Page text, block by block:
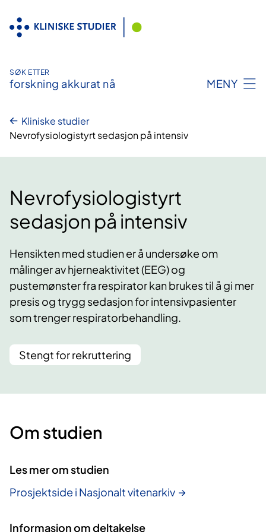
innhold
SØK ETTER
forskning akkurat nå MENY
Kliniske studier
Nevrofysiologistyrt sedasjon på intensiv
Nevrofysiologistyrt
sedasjon på intensiv
Hensikten med studien er å undersøke om
målinger av hjerneaktivitet (EEG) og
pustemønster fra respirator kan brukes til å gi mer
presis og trygg sedasjon for intensivpasienter
som trenger respiratorbehandling.
Stengt for rekruttering
Om studien
Les mer om studien
Prosjektside i Nasjonalt vitenarkiv
Informasjon om deltakelse